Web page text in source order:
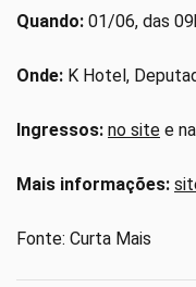
Quando: 01/06, das
Onde: K Hotel,
Ingressos: no site e
Mais informações:
Fonte: Curta Mais